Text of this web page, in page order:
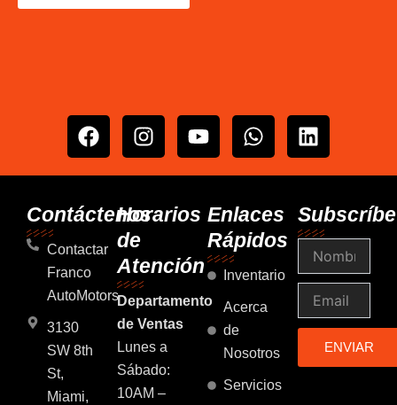
F
a
b
o
k
I
n
a
a
m
Y
o
u
e
W
h
s
a
p
p
L
i
e
d
n
Contáctenos
Contactar
Franco
AutoMotors
3130
SW 8th
St,
Miami,
Horarios
de
Atención
Departamento
de Ventas
Lunes a
Sábado:
10AM –
Enlaces
Rápidos
Inventario
Acerca
de
Nosotros
Servicios
ENVIAR